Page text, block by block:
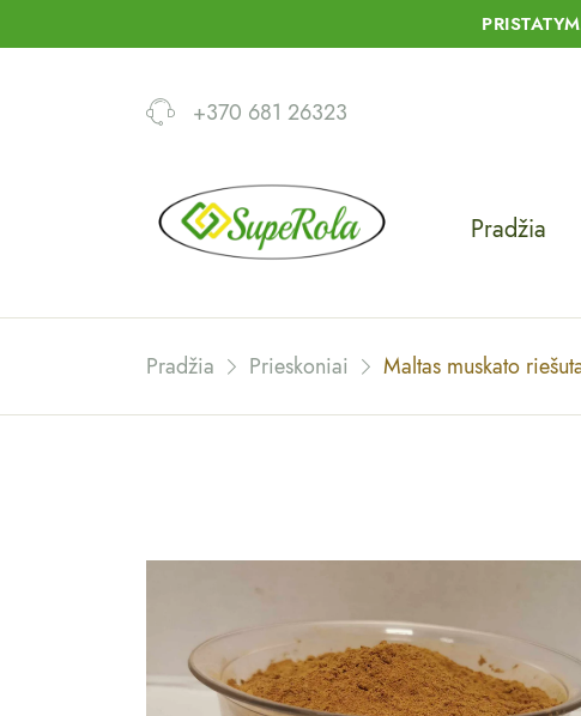
+370 681 26323
Pradžia
Pradžia Prieskoniai Maltas muskato